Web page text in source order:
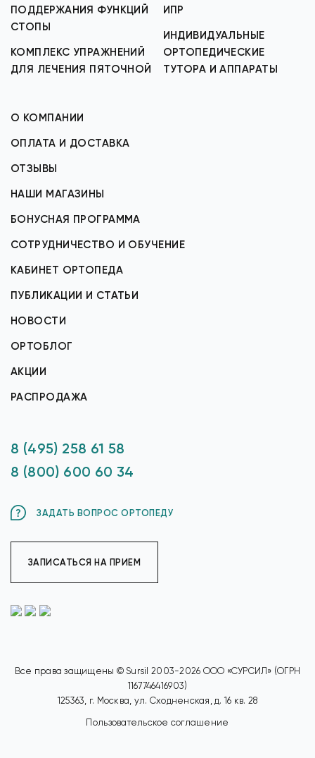
ПОДДЕРЖАНИЯ ФУНКЦИЙ
СТОПЫ
КОМПЛЕКС УПРАЖНЕНИЙ
ДЛЯ ЛЕЧЕНИЯ ПЯТОЧНОЙ
ИПР
ИНДИВИДУАЛЬНЫЕ
ОРТОПЕДИЧЕСКИЕ
ТУТОРА И АППАРАТЫ
О КОМПАНИИ
ОПЛАТА И ДОСТАВКА
ОТЗЫВЫ
НАШИ МАГАЗИНЫ
БОНУСНАЯ ПРОГРАММА
СОТРУДНИЧЕСТВО И ОБУЧЕНИЕ
КАБИНЕТ ОРТОПЕДА
ПУБЛИКАЦИИ И СТАТЬИ
НОВОСТИ
ОРТОБЛОГ
АКЦИИ
РАСПРОДАЖА
8 (495) 258 61 58
8 (800) 600 60 34
ЗАДАТЬ ВОПРОС ОРТОПЕДУ
ЗАПИСАТЬСЯ НА ПРИЕМ
Все права защищены © Sursil 2003-2026 ООО «СУРСИЛ» (ОГРН
1167746416903)
125363, г. Москва, ул. Сходненская, д. 16 кв. 28
Пользовательское соглашение